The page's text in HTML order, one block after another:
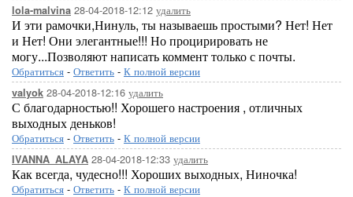
lola-malvina 28-04-2018-12:12 удалить
И эти рамочки,Нинуль, ты называешь простыми? Нет! Нет
и Нет! Они элегантные!!! Но процирировать не
могу...Позволяют написать коммент только с почты.
Обратиться - Ответить - К полной версии
valyok 28-04-2018-12:16 удалить
С благодарностью!! Хорошего настроения , отличных
выходных деньков!
Обратиться - Ответить - К полной версии
IVANNA_ALAYA 28-04-2018-12:33 удалить
Как всегда, чудесно!!! Хороших выходных, Ниночка!
Обратиться - Ответить - К полной версии